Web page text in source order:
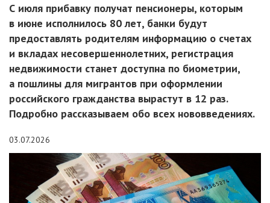
С июля прибавку получат пенсионеры, которым
в июне исполнилось 80 лет, банки будут
предоставлять родителям информацию о счетах
и вкладах несовершеннолетних, регистрация
недвижимости станет доступна по биометрии,
а пошлины для мигрантов при оформлении
российского гражданства вырастут в 12 раз.
Подробно рассказываем обо всех нововведениях.
03.07.2026